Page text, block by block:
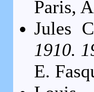
Paris,
Jules
1910.
E.